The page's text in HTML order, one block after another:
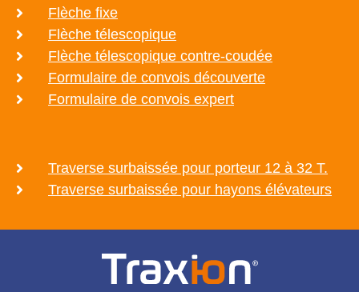
Flèche fixe
Flèche télescopique
Flèche télescopique contre-coudée
Formulaire de convois découverte
Formulaire de convois expert
Traverse surbaissée pour porteur 12 à 32 T.
Traverse surbaissée pour hayons élévateurs